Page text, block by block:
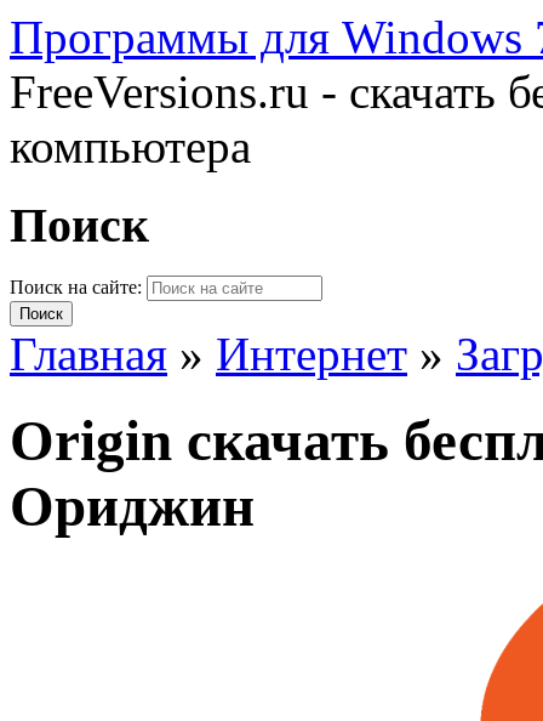
Программы для Windows
FreeVersions.ru - скачать
компьютера
Поиск
Поиск на сайте:
Главная » Интернет »
Origin скачать
Ориджин